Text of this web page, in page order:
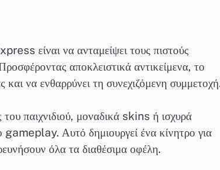
είναι να ανταμείψει τους πιστούς
αποκλειστικά αντικείμενα, το
και να ενθαρρύνει τη συνεχιζόμενη
παιχνιδιού, μοναδικά skins ή ισχυρά
gameplay. Αυτό δημιουργεί ένα κίνητρο για
όλα τα διαθέσιμα οφέλη.